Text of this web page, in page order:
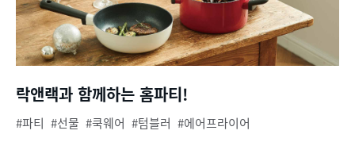
락앤랙과 함께하는 홈파티!
파티 선물 쿡웨어 텀블러
에어프라이어